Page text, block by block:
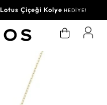
Lotus Çiçeği Kolye HEDİYE!